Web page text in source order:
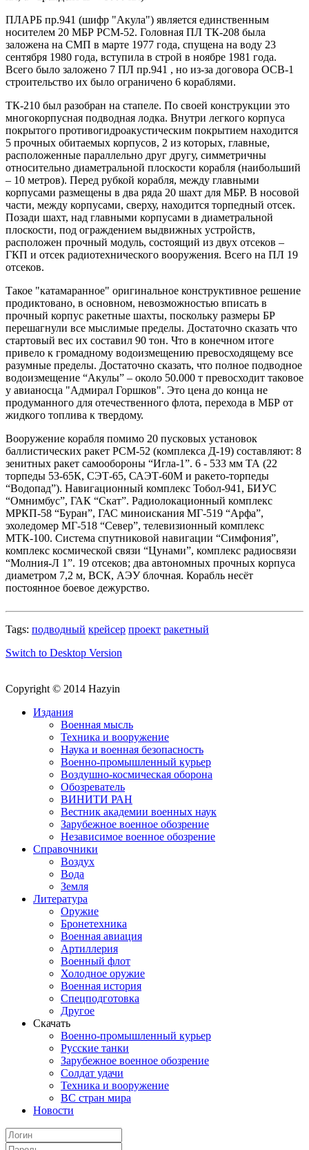
ПЛАРБ пр.941 (шифр "Акула") является единственным
носителем 20 МБР РСМ-52. Головная ПЛ ТК-208 была
заложена на СМП в марте 1977 года, спущена на воду 23
сентября 1980 года, вступила в строй в ноябре 1981 года.
Всего было заложено 7 ПЛ пр.941 , но из-за договора ОСВ-1
строительство их было ограничено 6 кораблями.
ТК-210 был разобран на стапеле. По своей конструкции это
многокорпусная подводная лодка. Внутри легкого корпуса
покрытого противогидроакустическим покрытием находится
5 прочных обитаемых корпусов, 2 из которых, главные,
расположенные параллельно друг другу, симметричны
относительно диаметральной плоскости корабля (наибольший
– 10 метров). Перед рубкой корабля, между главными
корпусами размещены в два ряда 20 шахт для МБР. В носовой
части, между корпусами, сверху, находится торпедный отсек.
Позади шахт, над главными корпусами в диаметральной
плоскости, под ограждением выдвижных устройств,
расположен прочный модуль, состоящий из двух отсеков –
ГКП и отсек радиотехнического вооружения. Всего на ПЛ 19
отсеков.
Такое "катамаранное" оригинальное конструктивное решение
продиктовано, в основном, невозможностью вписать в
прочный корпус ракетные шахты, поскольку размеры БР
перешагнули все мыслимые пределы. Достаточно сказать что
стартовый вес их составил 90 тон. Что в конечном итоге
привело к громадному водоизмещению превосходящему все
разумные пределы. Достаточно сказать, что полное подводное
водоизмещение “Акулы” – около 50.000 т превосходит таковое
у авианосца "Адмирал Горшков". Это цена до конца не
продуманного для отечественного флота, перехода в МБР от
жидкого топлива к твердому.
Вооружение корабля помимо 20 пусковых установок
баллистических ракет РСМ-52 (комплекса Д-19) составляют: 8
зенитных ракет самообороны “Игла-1”. 6 - 533 мм ТА (22
торпеды 53-65К, СЭТ-65, САЭТ-60М и ракето-торпеды
“Водопад”). Навигационный комплекс Тобол-941, БИУС
“Омнимбус”, ГАК “Скат”. Радиолокационный комплекс
МРКП-58 “Буран”, ГАС миноискания МГ-519 “Арфа”,
эхоледомер МГ-518 “Север”, телевизионный комплекс
МТК-100. Система спутниковой навигации “Симфония”,
комплекс космической связи “Цунами”, комплекс радиосвязи
“Молния-Л 1”. 19 отсеков; два автономных прочных корпуса
диаметром 7,2 м, ВСК, АЭУ блочная. Корабль несёт
постоянное боевое дежурство.
Tags: подводный крейсер проект ракетный
Switch to Desktop Version
Copyright © 2014 Hazyin
Издания
Военная мысль
Техника и вооружение
Наука и военная безопасность
Военно-промышленный курьер
Воздушно-космическая оборона
Обозреватель
ВИНИТИ РАН
Вестник академии военных наук
Зарубежное военное обозрение
Независимое военное обозрение
Справочники
Воздух
Вода
Земля
Литература
Оружие
Бронетехника
Военная авиация
Артиллерия
Военный флот
Холодное оружие
Военная история
Спецподготовка
Другое
Скачать
Военно-промышленный курьер
Русские танки
Зарубежное военное обозрение
Солдат удачи
Техника и вооружение
ВС стран мира
Новости